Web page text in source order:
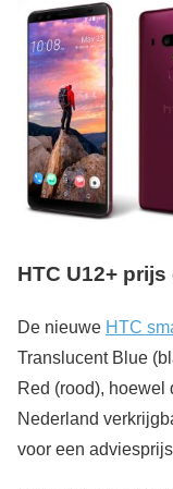
HTC U12+
De nieuwe HTC
Translucent Blue
Red (rood), hoewel
Nederland
voor een